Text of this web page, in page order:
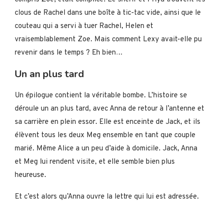
clous de Rachel dans une boîte à tic-tac vide, ainsi que le
couteau qui a servi à tuer Rachel, Helen et
vraisemblablement Zoe. Mais comment Lexy avait-elle pu
revenir dans le temps ? Eh bien…
Un an plus tard
Un épilogue contient la véritable bombe. L’histoire se
déroule un an plus tard, avec Anna de retour à l’antenne et
sa carrière en plein essor. Elle est enceinte de Jack, et ils
élèvent tous les deux Meg ensemble en tant que couple
marié. Même Alice a un peu d’aide à domicile. Jack, Anna
et Meg lui rendent visite, et elle semble bien plus
heureuse.
Et c’est alors qu’Anna ouvre la lettre qui lui est adressée.